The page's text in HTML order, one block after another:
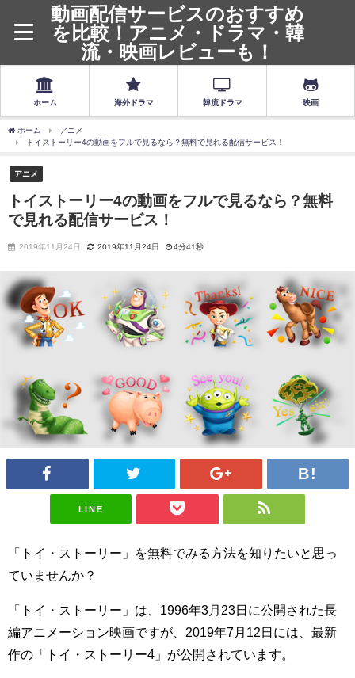
動画配信サービスのおすすめ
を比較！アニメ・ドラマ・韓
流・映画レビューも！
ホーム 海外ドラマ 韓流ドラマ 映画
ホーム
アニメ
トイストーリー4の動画をフルで見るなら？無料で見れる配信サービス！
アニメ
トイストーリー4の動画をフルで見るなら？無料
で見れる配信サービス！
2019年11月24日 2019年11月24日 4分41秒
LINE
「トイ・ストーリー」を無料でみる方法を知りたいと思っ
ていませんか？
「トイ・ストーリー」は、1996年3月23日に公開された長
編アニメーション映画ですが、2019年7月12日には、最新
作の「トイ・ストーリー4」が公開されています。